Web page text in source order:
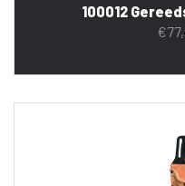
100012
€